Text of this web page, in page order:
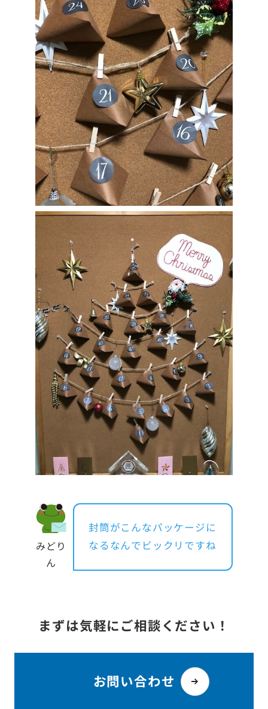
みどり
ん
封筒がこんなパッケージに
なるなんでビックリですね
まずは気軽にご相談ください！
お問い合わせ